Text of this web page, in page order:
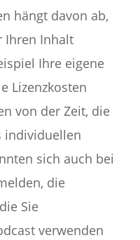
hängt davon ab,
Ihren Inhalt
Ihre eigene
Lizenzkosten
von der Zeit, die
individuellen
sich auch bei
die
Sie
verwenden